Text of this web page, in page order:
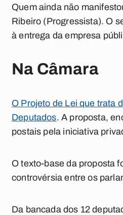
Quem ainda não
Ribeiro (Progressista). O
à entrega da empresa
Na Câmara
O Projeto de Lei que trata
Deputados. A proposta,
postais pela iniciativa
O texto-base da proposta
controvérsia entre os
Da bancada dos 12